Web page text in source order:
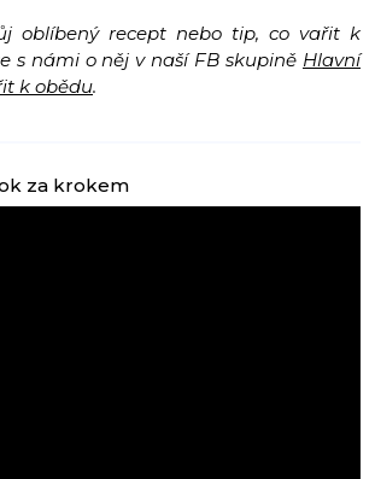
oblíbený recept nebo tip, co vařit k
s námi o něj v naší FB skupině Hlavní
k obědu.
za krokem